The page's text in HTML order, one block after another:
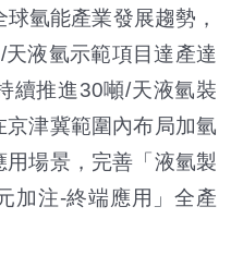
氫能產業發展趨勢，
液氫示範項目達產達
續推進30噸/天液氫裝
津冀範圍內布局加氫
場景，完善「液氫製
加注-終端應用」全產